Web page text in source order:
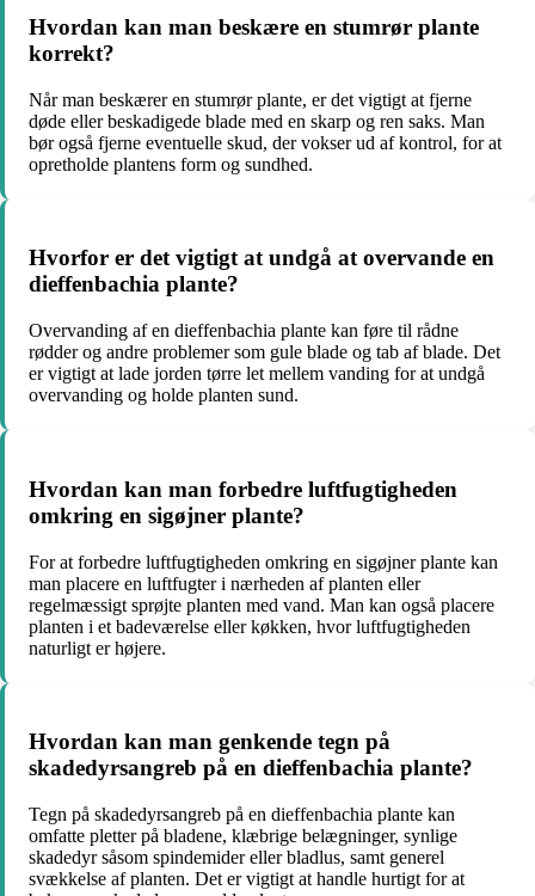
Hvordan kan man beskære en stumrør plante
korrekt?
Når man beskærer en stumrør plante, er det vigtigt at fjerne
døde eller beskadigede blade med en skarp og ren saks. Man
bør også fjerne eventuelle skud, der vokser ud af kontrol, for at
opretholde plantens form og sundhed.
Hvorfor er det vigtigt at undgå at overvande en
dieffenbachia plante?
Overvanding af en dieffenbachia plante kan føre til rådne
rødder og andre problemer som gule blade og tab af blade. Det
er vigtigt at lade jorden tørre let mellem vanding for at undgå
overvanding og holde planten sund.
Hvordan kan man forbedre luftfugtigheden
omkring en sigøjner plante?
For at forbedre luftfugtigheden omkring en sigøjner plante kan
man placere en luftfugter i nærheden af planten eller
regelmæssigt sprøjte planten med vand. Man kan også placere
planten i et badeværelse eller køkken, hvor luftfugtigheden
naturligt er højere.
Hvordan kan man genkende tegn på
skadedyrsangreb på en dieffenbachia plante?
Tegn på skadedyrsangreb på en dieffenbachia plante kan
omfatte pletter på bladene, klæbrige belægninger, synlige
skadedyr såsom spindemider eller bladlus, samt generel
svækkelse af planten. Det er vigtigt at handle hurtigt for at